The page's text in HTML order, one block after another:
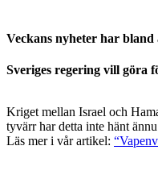
Veckans nyheter har
Sveriges regering vill göra
Kriget mellan Israel och
tyvärr har detta inte hänt
Läs mer i vår artikel: